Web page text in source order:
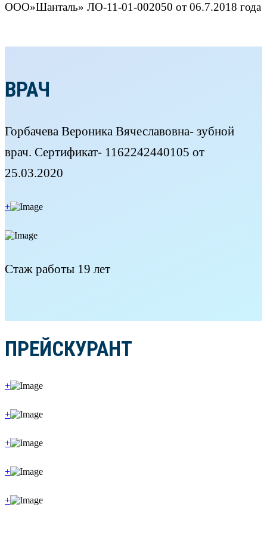
ООО»Шанталь» ЛО-11-01-002050 от 06.7.2018 года
ВРАЧ
Горбачева Вероника Вячеславовна- зубной
врач. Сертификат- 1162242440105 от
25.03.2020
+
Стаж работы 19 лет
ПРЕЙСКУРАНТ
+
+
+
+
+